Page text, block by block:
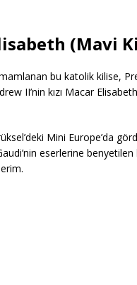
(Mavi
bu katolik kilise,
II’nin kızı Macar
Mini Europe’da
eserlerine benyetilen